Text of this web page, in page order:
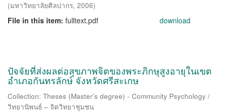
(มหาวิทยาลัยศิลปากร, 2006)
File in this item: fulltext.pdf download
ปัจจัยที่ส่งผลต่อสุขภาพจิตของพระภิกษุสูงอายุในเขต
อำเภอกันทรลักษ์ จังหวัดศรีสะเกษ
Collection: Theses (Master's degree) - Community Psychology /
วิทยานิพนธ์ – จิตวิทยาชุมชน